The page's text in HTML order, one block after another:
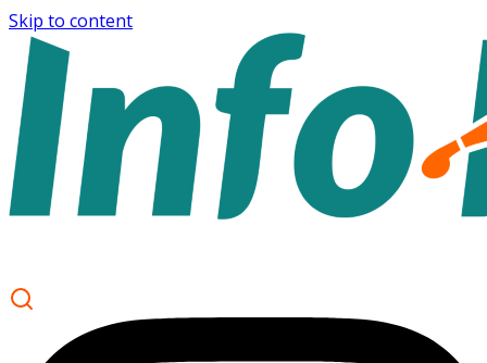
Skip to content